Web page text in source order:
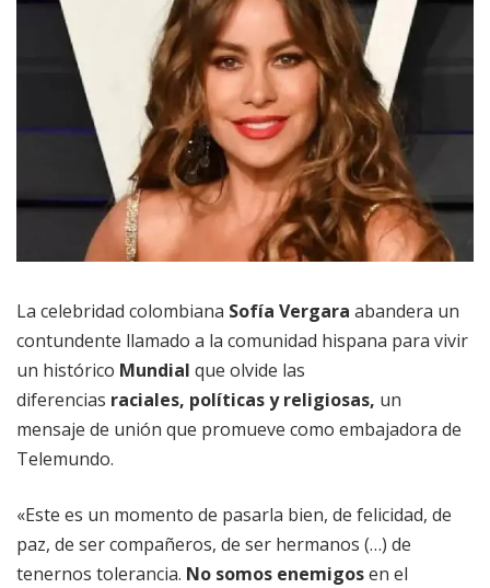
La celebridad colombiana Sofía Vergara abandera un
contundente llamado a la comunidad hispana para vivir
un histórico Mundial que olvide las
diferencias raciales, políticas y religiosas, un
mensaje de unión que promueve como embajadora de
Telemundo.
«Este es un momento de pasarla bien, de felicidad, de
paz, de ser compañeros, de ser hermanos (…) de
tenernos tolerancia. No somos enemigosen el